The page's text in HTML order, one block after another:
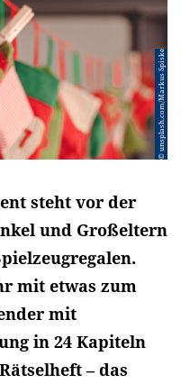
© unsplash.com/Markus Spiske
steht vor der
und Großeltern
mit etwas zum
mit
in 24 Kapiteln
– das